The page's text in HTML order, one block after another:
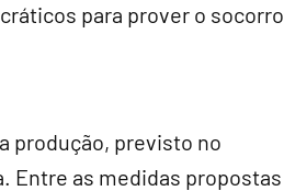
para prover o socorro
produção, previsto no
Entre as medidas propostas